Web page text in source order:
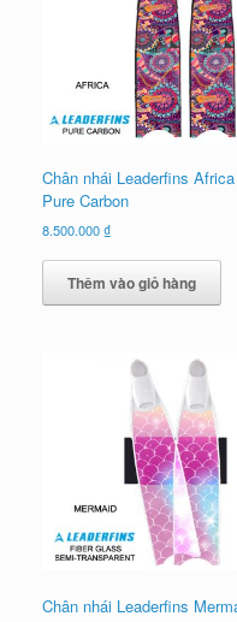
Chân nhái Leaderfins
Pure Carbon
8.500.000₫
Thêm vào giỏ hàng
Chân nhái Leaderfins